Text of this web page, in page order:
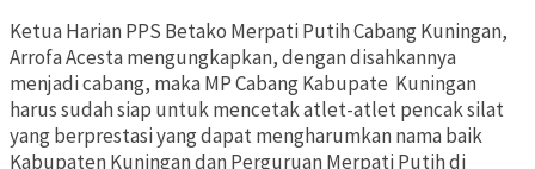
Ketua Harian PPS Betako Merpati Putih Cabang Kuningan,
Arrofa Acesta mengungkapkan, dengan disahkannya
menjadi cabang, maka MP Cabang Kabupate Kuningan
harus sudah siap untuk mencetak atlet-atlet pencak silat
yang berprestasi yang dapat mengharumkan nama baik
Kabupaten Kuningan dan Perguruan Merpati Putih di